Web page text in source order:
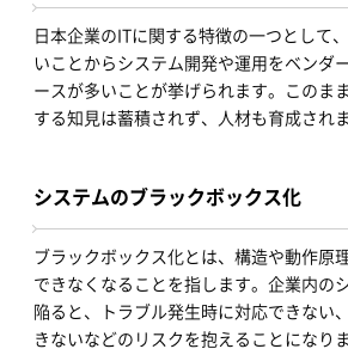
日本企業のITに関する特徴の一つとして
いことからシステム開発や運用をベンダ
ースが多いことが挙げられます。このま
する知見は蓄積されず、人材も育成されま
システムのブラックボックス化
ブラックボックス化とは、構造や動作原
できなくなることを指します。企業内の
陥ると、トラブル発生時に対応できない
きないなどのリスクを抱えることになりま